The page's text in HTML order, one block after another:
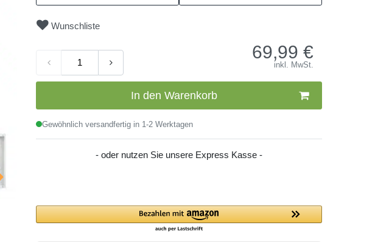
Wunschliste
69,99 €
inkl. MwSt.
In den Warenkorb
Gewöhnlich versandfertig in 1-2 Werktagen
- oder nutzen Sie unsere Express Kasse -